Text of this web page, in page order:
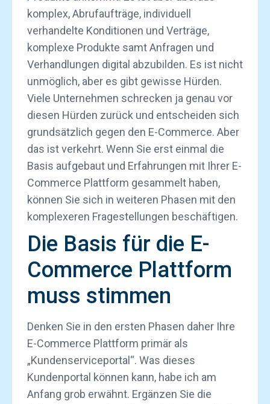
komplex, Abrufaufträge, individuell
verhandelte Konditionen und Verträge,
komplexe Produkte samt Anfragen und
Verhandlungen digital abzubilden. Es ist nicht
unmöglich, aber es gibt gewisse Hürden.
Viele Unternehmen schrecken ja genau vor
diesen Hürden zurück und entscheiden sich
grundsätzlich gegen den E-Commerce. Aber
das ist verkehrt. Wenn Sie erst einmal die
Basis aufgebaut und Erfahrungen mit Ihrer E-
Commerce Plattform gesammelt haben,
können Sie sich in weiteren Phasen mit den
komplexeren Fragestellungen beschäftigen.
Die Basis für die E-
Commerce Plattform
muss stimmen
Denken Sie in den ersten Phasen daher Ihre
E-Commerce Plattform primär als
„Kundenserviceportal“. Was dieses
Kundenportal können kann, habe ich am
Anfang grob erwähnt. Ergänzen Sie die